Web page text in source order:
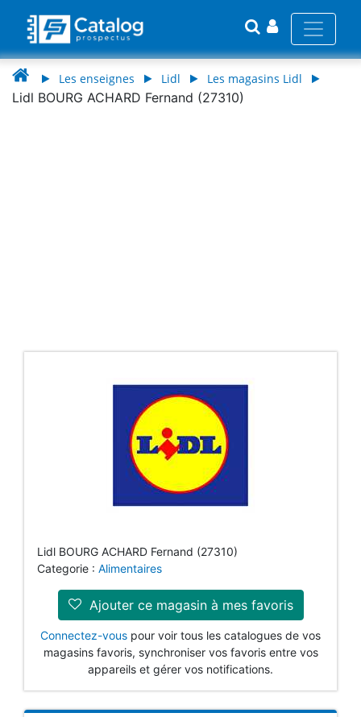
Les enseignes Lidl Les magasins Lidl
Lidl BOURG ACHARD Fernand (27310)
Lidl BOURG ACHARD Fernand (27310)
Categorie : Alimentaires
Ajouter ce magasin à mes favoris
Connectez-vous pour voir tous les catalogues de vos
magasins favoris, synchroniser vos favoris entre vos
appareils et gérer vos notifications.